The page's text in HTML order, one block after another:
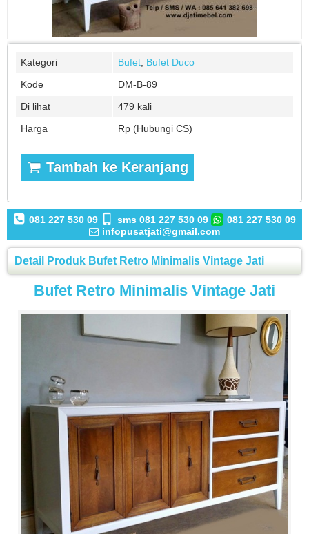
Kategori Bufet Bufet Duco
Kode
DM-B-89
Di lihat
479 kali
Harga
Rp (Hubungi CS)
Tambah ke Keranjang
081 227 530 09 sms 081 227 530 09
081 227 530 09
infopusatjati@gmail.com
Detail Produk Bufet Retro Minimalis Vintage Jati
Bufet Retro Minimalis Vintage Jati